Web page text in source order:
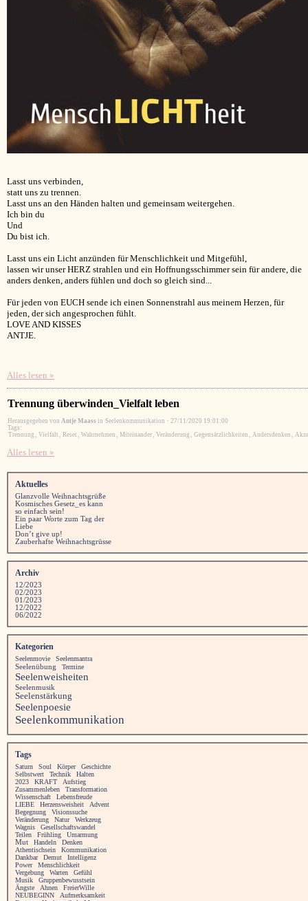
Lasst uns verbinden,
statt uns zu trennen.
Lasst uns an den Händen halten und gemeinsam weitergehen.
Ich bin du
Und
Du bist ich.
Lasst uns ein Licht anzünden für Menschlichkeit und Mitgefühl,
lassen wir unser HERZ strahlen und ein Hoffnungsschimmer sein für andere, die
anders denken, anders fühlen und doch so gleich sind...
Für jeden von EUCH sende ich einen Sonnenstrahl aus meinem Herzen, für
jeden, der sich angesprochen fühlt.
LOVE AND KISSES
ANTJE.
Alles lesen »
Trennung überwinden_Vielfalt leben
Herausgegeben von Antje Maass in Seelenkommunikation · 27/11/2020 19:01:00
Tags:
Trennung , Vielfalt , Reset , Wahrnehmen , Miteinander, Veränderung , Gegensätzlichkeiten , Andersdenken ,
Alles lesen »
Aktuelles
Glanzvolle Weihnachtsgrüße
Kosmisches Gesetz_es kann
so einfach sein!
Ein paar Worte zum Tag der
Liebe
Don’t give up!
Zauberhafte Weihnachtsgrüsse
Archiv
12/2023
02/2023
01/2023
12/2022
06/2022
Kategorien
Seelenmovie Seelenmantra
Seelenübung Termine
Seelenweisheiten
Seelenmusik
Seelenstärkung
Seelenpoesie
Seelenkommunikation
Tags
Saturn Soul Körper
Geschichte
Selbstwert
Technik
Halten
2023
KRAFT
Aufstieg
Zusammenleben
Transformation
Wissenschaft
Lebensfreude
LIEBE
Herzensweisheit
Advent
Begegnung
Visionssuche
Veränderung
Natur
Werkzeug
Wagnis
Gesellschaftswandel
Teilen
Frühling
Umarmung
Mut
Handeln
Denken
Athentischsein
Kommunikation
Dankbar
Demut
Intelligenz
Power
Menschlichkeit
Vergebung
Warten
Gefühl
Musik
Gruppenbewusstsein
Ängste
Ahnen
FreierWille
NEUBEGINN
Aufmerksamkeit